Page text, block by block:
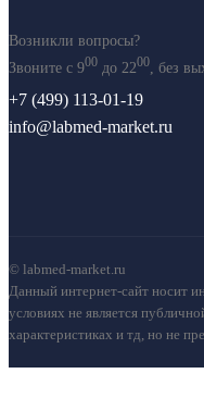
Возникли вопросы?
Звоните с 900 до 2200 , без
+7 (499) 113-01-19
info@labmed-market.ru
© labmed-market.ru
Данный интернет-сайт носит
условиях не является
характеристиках и тд, но не